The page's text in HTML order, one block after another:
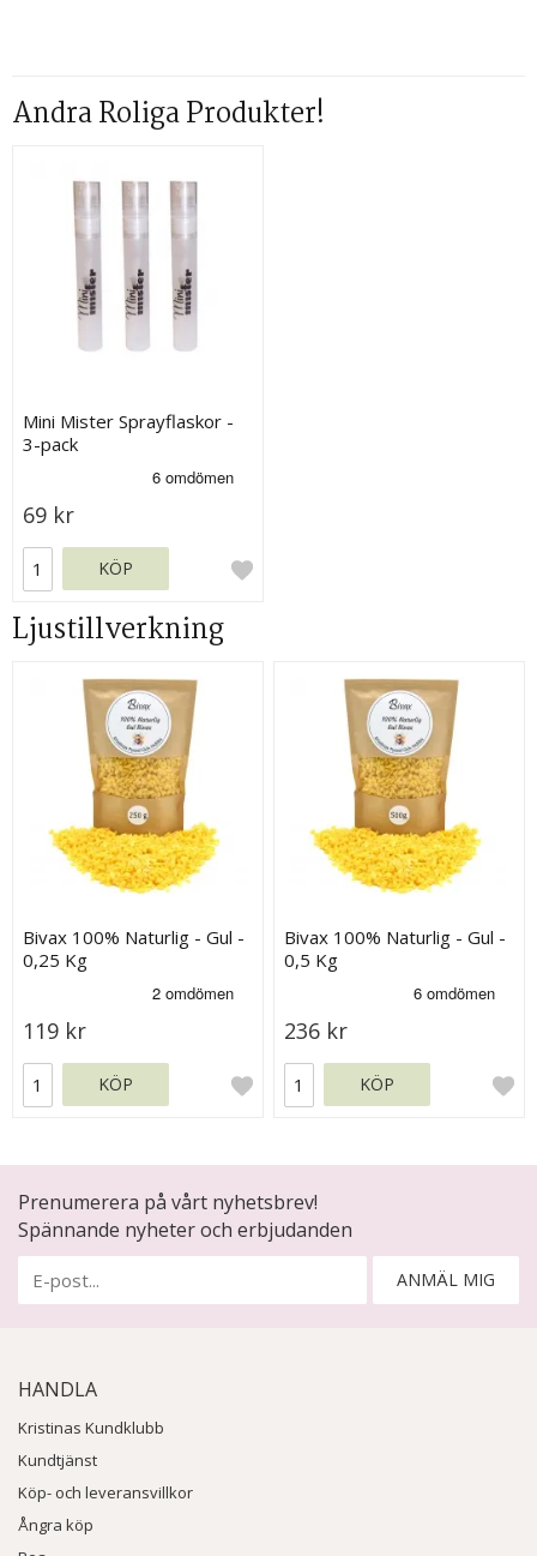
Andra Roliga Produkter!
Mini Mister Sprayflaskor -
3-pack
69 kr
KÖP
Ljustillverkning
Bivax 100% Naturlig - Gul -
0,25 Kg
119 kr
KÖP
Bivax 100% Naturlig - Gul -
0,5 Kg
236 kr
KÖP
Prenumerera på vårt nyhetsbrev!
Spännande nyheter och erbjudanden
ANMÄL MIG
HANDLA
Kristinas Kundklubb
Kundtjänst
Köp- och leveransvillkor
Ångra köp